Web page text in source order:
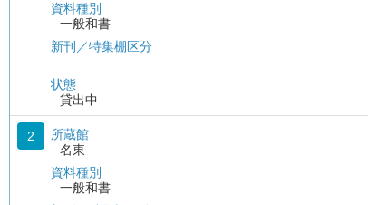
資料種別
一般和書
新刊／特集棚区分
状態
貸出中
2
所蔵館
名東
資料種別
一般和書